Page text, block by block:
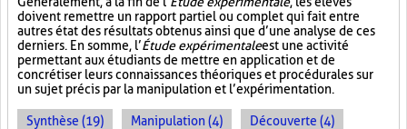
doivent remettre un rapport partiel ou complet qui fait entre
autres état des résultats obtenus ainsi que d’une analyse de ces
derniers. En somme, l’Étude expérimentaleest une activité
permettant aux étudiants de mettre en application et de
concrétiser leurs connaissances théoriques et procédurales sur
un sujet précis par la manipulation et l’expérimentation.
Synthèse (19) Manipulation (4) Découverte (4)